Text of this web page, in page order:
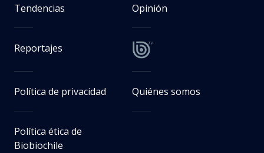
Tendencias Opinión
Reportajes
Política de privacidad Quiénes somos
Política ética de
Biobiochile